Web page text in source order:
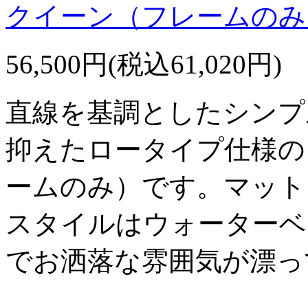
クイーン（フレームの
56,500円(税込61,020円)
直線を基調としたシン
抑えたロータイプ仕様
ームのみ）です。マッ
スタイルはウォーター
でお洒落な雰囲気が漂